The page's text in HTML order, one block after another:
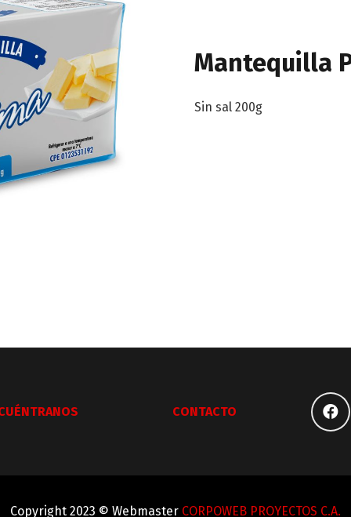
Mantequilla
Sin sal 200g
CONTACTO
Copyright 2023 © Webmaster CORPOWEB PROYECTOS C.A.